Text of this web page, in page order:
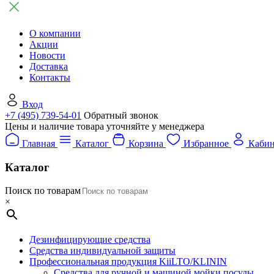
О компании
Акции
Новости
Доставка
Контакты
Вход
+7 (495) 739-54-01 Обратный звонок
Цены и наличие товара уточняйте у менеджера
Главная
Каталог Корзина Избранное
Каталог
Поиск по товарам
×
Дезинфицирующие средства
Средства индивидуальной защиты
Профессиональная продукция KiiLTO/KLININ